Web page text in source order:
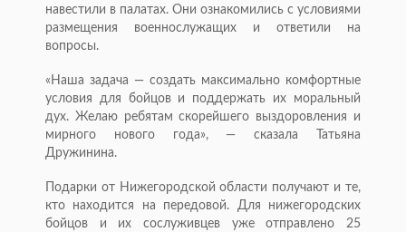
навестили в палатах. Они ознакомились с условиями
размещения военнослужащих и ответили на
вопросы.
«Наша задача — создать максимально комфортные
условия для бойцов и поддержать их моральный
дух. Желаю ребятам скорейшего выздоровления и
мирного нового года», — сказала Татьяна
Дружинина.
Подарки от Нижегородской области получают и те,
кто находится на передовой. Для нижегородских
бойцов и их сослуживцев уже отправлено 25